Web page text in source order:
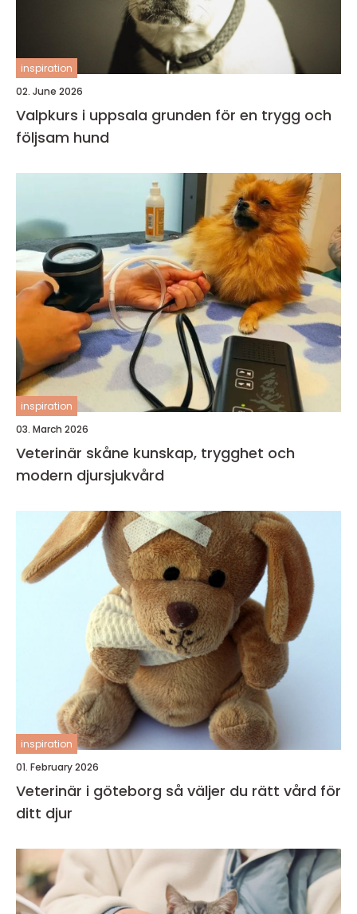
inspiration
02. June 2026
Valpkurs i uppsala grunden för en trygg och
följsam hund
inspiration
03. March 2026
Veterinär skåne kunskap, trygghet och
modern djursjukvård
inspiration
01. February 2026
Veterinär i göteborg så väljer du rätt vård för
ditt djur